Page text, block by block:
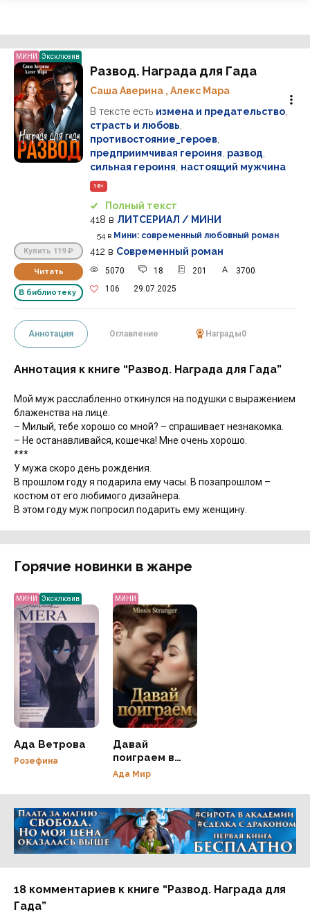
МИНИ Эксклюзив
Купить 119 ₽
Читать
В библиотеку
Развод. Награда для Гада
Саша Аверина , Алекс Мара
В тексте есть измена и предательство
страсть и любовь
противостояние_героев
предприимчивая героиня развод
сильная героиня настоящий мужчина
18+
Полный текст
418 в ЛИТСЕРИАЛ / МИНИ
54 в Мини: современный любовный роман
412 в Современный роман
5070 18 201
3700
106
29.07.2025
Аннотация Оглавление Награды0
Аннотация к книге “Развод. Награда для Гада”
Мой муж расслабленно откинулся на подушки с выражением
блаженства на лице.
– Милый, тебе хорошо со мной? – спрашивает незнакомка.
– Не останавливайся, кошечка! Мне очень хорошо.
***
У мужа скоро день рождения.
В прошлом году я подарила ему часы. В позапрошлом –
костюм от его любимого дизайнера.
В этом году муж попросил подарить ему женщину.
Горячие новинки в жанре
МИНИ Эксклюзив
Ада Ветрова
Розефина
МИНИ
Давай
поиграем в
любовь?
Ада Мир
Реклама 16+ АО «ЛитГород»
18 комментариев к книге “Развод. Награда для
Гада”